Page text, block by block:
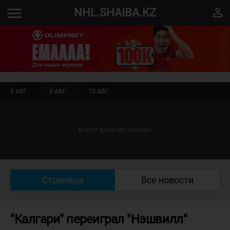
menu NHL.SHAIBA.KZ perm_identity
8 АВГ. 9 АВГ. 10 АВГ.
В этот день нет матчей
Страница Все новости
"Калгари" переиграл "Нэшвилл"